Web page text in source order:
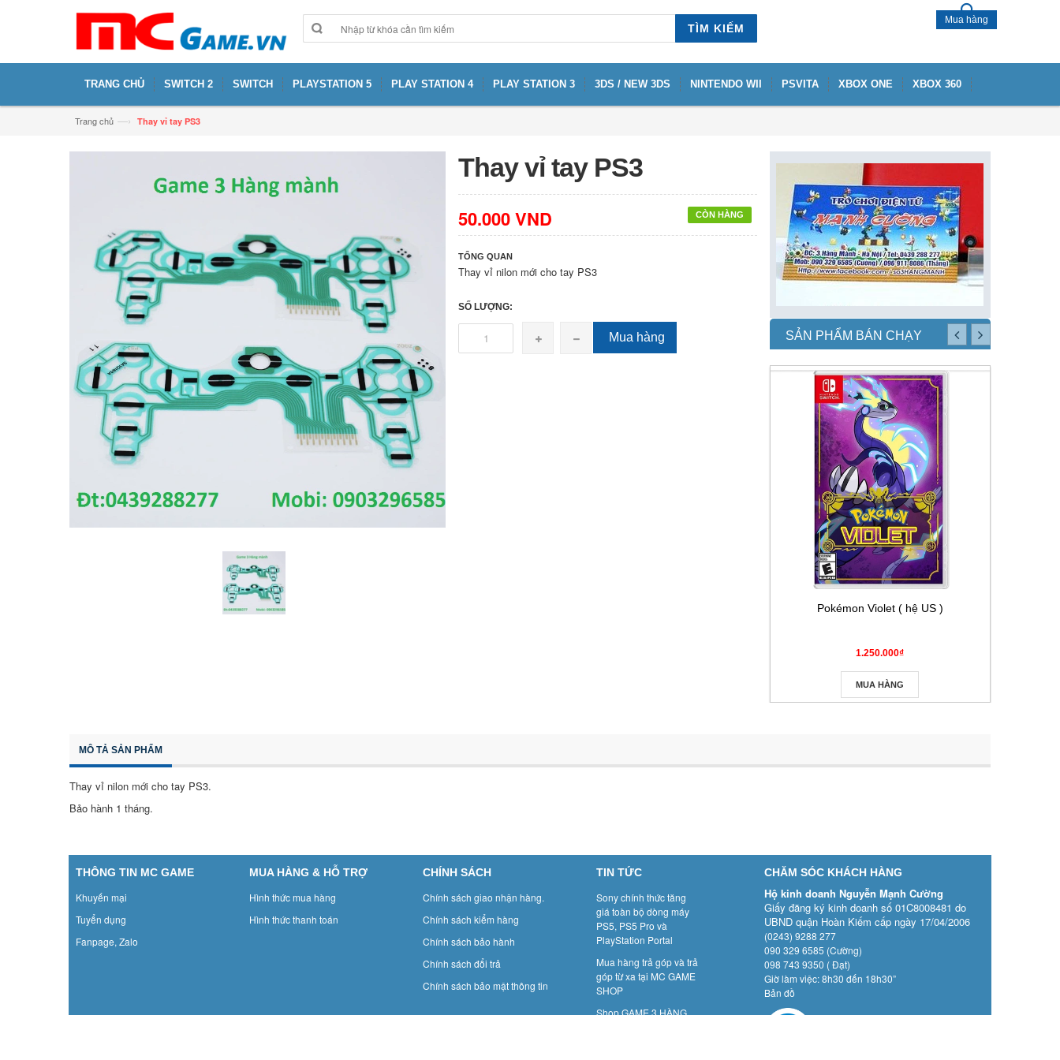
TÌM KIẾM
Mua hàng
TRANG CHỦ SWITCH 2 SWITCH PLAYSTATION 5 PLAY STATION 4 PLAY STATION 3 3DS / NEW 3DS NINTENDO WII PSVITA XBOX ONE XBOX 360
Trang chủ —› Thay vỉ tay PS3
Thay vỉ tay PS3
CÒN HÀNG
50.000 VND
TỔNG QUAN
Thay vỉ nilon mới cho tay PS3
SỐ LƯỢNG:
Mua hàng SẢN PHẨM BÁN CHẠY
Pokémon Violet ( hệ US )
1.250.000₫
MUA HÀNG
MÔ TẢ SẢN PHẨM
Thay vỉ nilon mới cho tay PS3.
Bảo hành 1 tháng.
THÔNG TIN MC GAME
Khuyến mại
Tuyển dụng
Fanpage, Zalo
MUA HÀNG & HỖ TRỢ
Hình thức mua hàng
Hình thức thanh toán
CHÍNH SÁCH
Chính sách giao nhận hàng.
Chính sách kiểm hàng
Chính sách bảo hành
Chính sách đổi trả
Chính sách bảo mật thông tin
TIN TỨC
Sony chính thức tăng
giá toàn bộ dòng máy
PS5, PS5 Pro và
PlayStation Portal
Mua hàng trả góp và trả
góp từ xa tại MC GAME
SHOP
Shop GAME 3 HÀNG
CHĂM SÓC KHÁCH HÀNG
Hộ kinh doanh Nguyễn Mạnh Cường
Giấy đăng ký kinh doanh số 01C8008481 do
UBND quận Hoàn Kiếm cấp ngày 17/04/2006
(0243) 9288 277
090 329 6585 (Cường)
098 743 9350 ( Đạt)
Giờ làm việc: 8h30 đến 18h30”
Bản đồ